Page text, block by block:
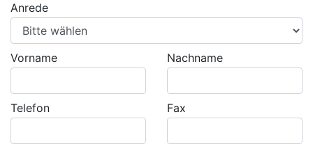
Anrede
Vorname Nachname
Telefon Fax